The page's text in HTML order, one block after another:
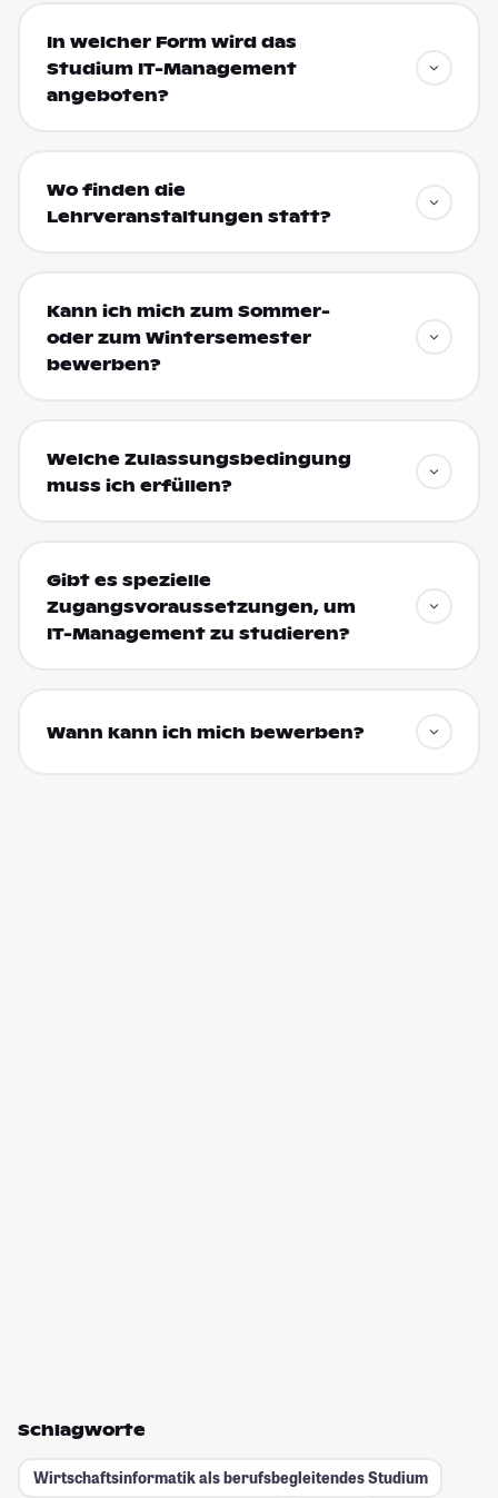
In welcher Form wird das
Studium IT-Management
angeboten?
Wo finden die
Lehrveranstaltungen statt?
Kann ich mich zum Sommer-
oder zum Wintersemester
bewerben?
Welche Zulassungsbedingung
muss ich erfüllen?
Gibt es spezielle
Zugangsvoraussetzungen, um
IT-Management zu studieren?
Wann kann ich mich bewerben?
Schlagworte
Wirtschaftsinformatik als berufsbegleitendes Studium